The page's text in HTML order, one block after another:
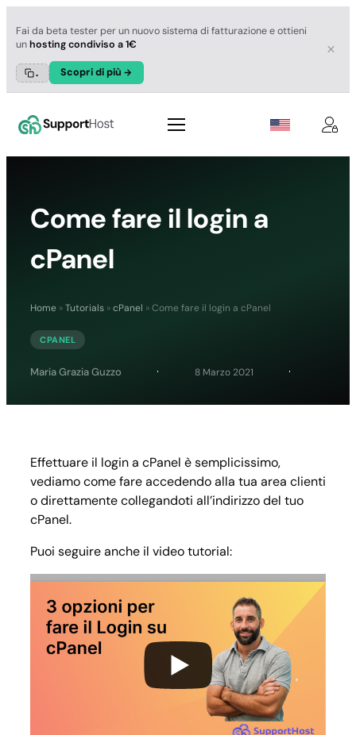
Fai da beta tester per un nuovo sistema di fatturazione e ottieni
unhosting condiviso a 1€
. Scopri di più
Come fare il login a
cPanel
Home »Tutorials »cPanel »Come fare il login a cPanel
CPANEL
Maria Grazia Guzzo 8 Marzo 2021
Effettuare il login a cPanel è semplicissimo,
vediamo come fare accedendo alla tua area clienti
o direttamente collegandoti all’indirizzo del tuo
cPanel.
Puoi seguire anche il video tutorial: